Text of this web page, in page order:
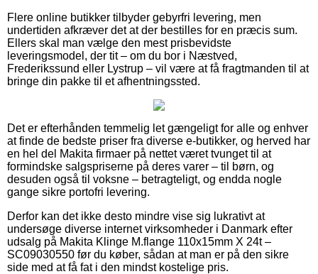
Flere online butikker tilbyder gebyrfri levering, men
undertiden afkræver det at der bestilles for en præcis sum.
Ellers skal man vælge den mest prisbevidste
leveringsmodel, der tit – om du bor i Næstved,
Frederikssund eller Lystrup – vil være at få fragtmanden til at
bringe din pakke til et afhentningssted.
Det er efterhånden temmelig let gængeligt for alle og enhver
at finde de bedste priser fra diverse e-butikker, og herved har
en hel del Makita firmaer på nettet været tvunget til at
formindske salgspriserne på deres varer – til børn, og
desuden også til voksne – betragteligt, og endda nogle
gange sikre portofri levering.
Derfor kan det ikke desto mindre vise sig lukrativt at
undersøge diverse internet virksomheder i Danmark efter
udsalg på Makita Klinge M.flange 110x15mm X 24t –
SC09030550 før du køber, sådan at man er på den sikre
side med at få fat i den mindst kostelige pris.